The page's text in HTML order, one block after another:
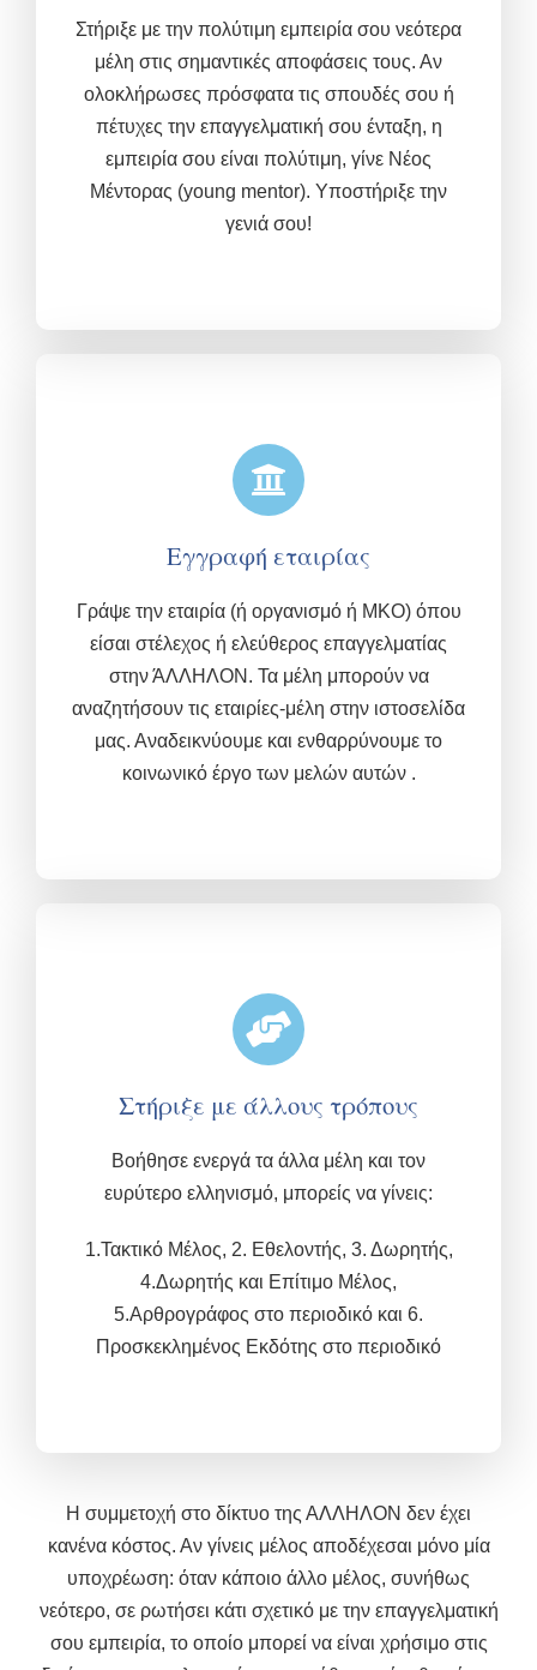
Στήριξε με την πολύτιμη εμπειρία σου νεότερα
μέλη στις σημαντικές αποφάσεις τους. Αν
ολοκλήρωσες πρόσφατα τις σπουδές σου ή
πέτυχες την επαγγελματική σου ένταξη, η
εμπειρία σου είναι πολύτιμη, γίνε Νέος
Μέντορας (young mentor). Υποστήριξε την
γενιά σου!
Εγγραφή εταιρίας
Γράψε την εταιρία (ή οργανισμό ή ΜΚΟ) όπου
είσαι στέλεχος ή ελεύθερος επαγγελματίας
στην ΆΛΛΗΛΟΝ. Τα μέλη μπορούν να
αναζητήσουν τις εταιρίες-μέλη στην ιστοσελίδα
μας. Αναδεικνύουμε και ενθαρρύνουμε το
κοινωνικό έργο των μελών αυτών .
Στήριξε με άλλους τρόπους
Βοήθησε ενεργά τα άλλα μέλη και τον
ευρύτερο ελληνισμό, μπορείς να γίνεις:
1.Τακτικό Μέλος, 2. Εθελοντής, 3. Δωρητής,
4.Δωρητής και Επίτιμο Μέλος,
5.Αρθρογράφος στο περιοδικό και 6.
Προσκεκλημένος Εκδότης στο περιοδικό
Η συμμετοχή στο δίκτυο της ΑΛΛΗΛΟΝ δεν έχει
κανένα κόστος. Αν γίνεις μέλος αποδέχεσαι μόνο μία
υποχρέωση: όταν κάποιο άλλο μέλος, συνήθως
νεότερο, σε ρωτήσει κάτι σχετικό με την επαγγελματική
σου εμπειρία, το οποίο μπορεί να είναι χρήσιμο στις